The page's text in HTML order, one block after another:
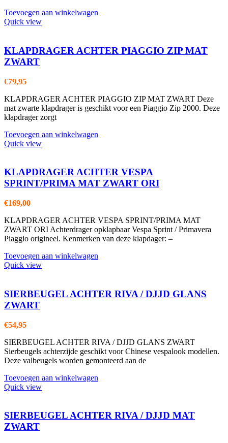
Toevoegen aan winkelwagen
Quick view
KLAPDRAGER ACHTER PIAGGIO ZIP MAT
ZWART
€79,95
KLAPDRAGER ACHTER PIAGGIO ZIP MAT ZWART Deze
mat zwarte klapdrager is geschikt voor een Piaggio Zip 2000. Deze
klapdrager zorgt
Toevoegen aan winkelwagen
Quick view
KLAPDRAGER ACHTER VESPA
SPRINT/PRIMA MAT ZWART ORI
€169,00
KLAPDRAGER ACHTER VESPA SPRINT/PRIMA MAT
ZWART ORI Achterdrager opklapbaar Vespa Sprint / Primavera
Piaggio origineel. Kenmerken van deze klapdager: –
Toevoegen aan winkelwagen
Quick view
SIERBEUGEL ACHTER RIVA / DJJD GLANS
ZWART
€54,95
SIERBEUGEL ACHTER RIVA / DJJD GLANS ZWART
Sierbeugels achterzijde geschikt voor Chinese vespalook modellen.
Deze valbeugels worden gemonteerd aan de
Toevoegen aan winkelwagen
Quick view
SIERBEUGEL ACHTER RIVA / DJJD MAT
ZWART